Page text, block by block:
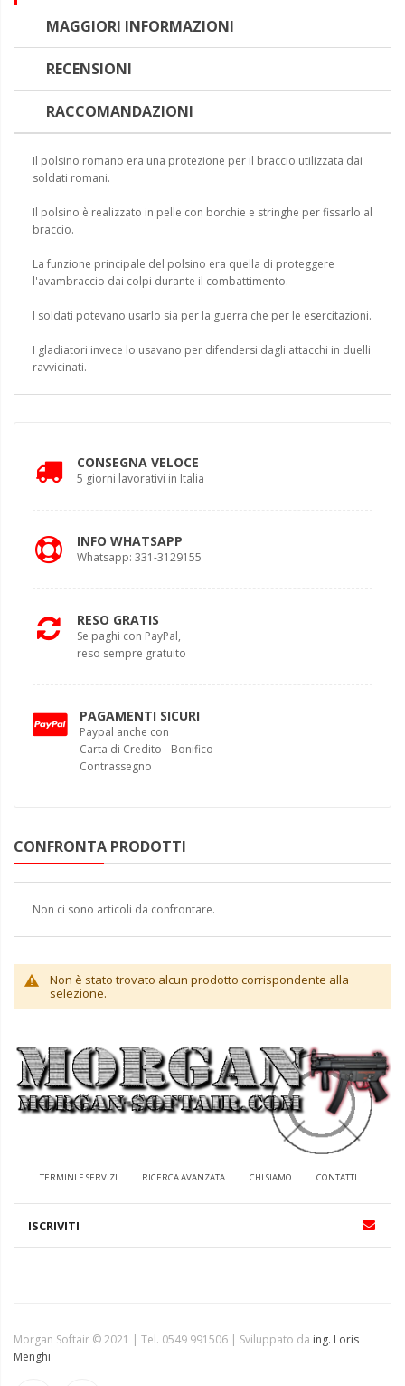
MAGGIORI INFORMAZIONI
RECENSIONI
RACCOMANDAZIONI
Il polsino romano era una protezione per il braccio utilizzata dai
soldati romani.
Il polsino è realizzato in pelle con borchie e stringhe per fissarlo al
braccio.
La funzione principale del polsino era quella di proteggere
l'avambraccio dai colpi durante il combattimento.
I soldati potevano usarlo sia per la guerra che per le esercitazioni.
I gladiatori invece lo usavano per difendersi dagli attacchi in duelli
ravvicinati.
CONSEGNA VELOCE
5 giorni lavorativi in Italia
INFO WHATSAPP
Whatsapp: 331-3129155
RESO GRATIS
Se paghi con PayPal,
reso sempre gratuito
PAGAMENTI SICURI
Paypal anche con
Carta di Credito - Bonifico -
Contrassegno
CONFRONTA PRODOTTI
Non ci sono articoli da confrontare.
Non è stato trovato alcun prodotto corrispondente alla
selezione.
TERMINI E SERVIZI RICERCA AVANZATA CHI SIAMO CONTATTI
Morgan Softair © 2021 | Tel. 0549 991506 | Sviluppato da ing. Loris
Menghi